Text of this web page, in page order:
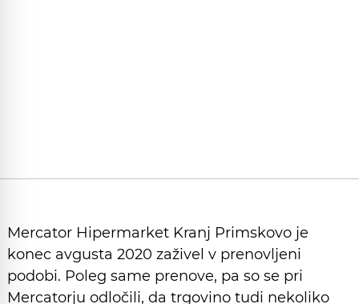
Mercator Hipermarket Kranj Primskovo je
konec avgusta 2020 zaživel v prenovljeni
podobi. Poleg same prenove, pa so se pri
Mercatorju odločili, da trgovino tudi nekoliko